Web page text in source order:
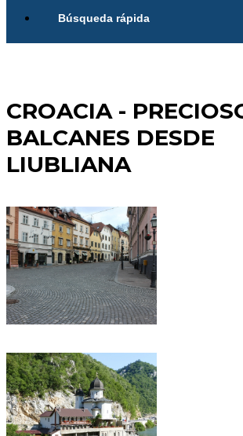
Búsqueda rápida
CROACIA -
BALCANES DESDE
LIUBLIANA